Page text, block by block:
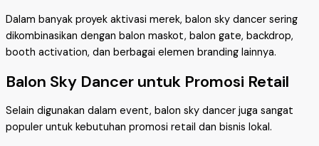
Dalam banyak proyek aktivasi merek, balon sky dancer sering
dikombinasikan dengan balon maskot, balon gate, backdrop,
booth activation, dan berbagai elemen branding lainnya.
Balon Sky Dancer untuk Promosi Retail
Selain digunakan dalam event, balon sky dancer juga sangat
populer untuk kebutuhan promosi retail dan bisnis lokal.